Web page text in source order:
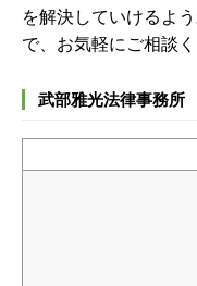
を解決していけるよ
で、お気軽にご相談く
武部雅光法律事務所